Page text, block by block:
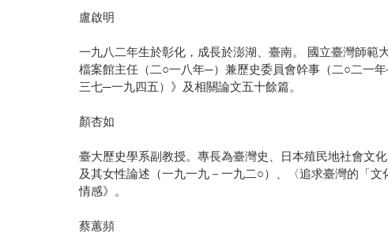
盧啟明
一九八二年生於彰化，成長於澎湖、臺南。 國立臺灣師
檔案館主任（二○一八年─）兼歷史委員會幹事（二○二一
三七─一九四五）》及相關論文五十餘篇。
顏杏如
臺大歷史學系副教授。專長為臺灣史、日本殖民地社會文
及其女性論述（一九一九－一九二○）、〈追求臺灣的「
情感》。
蔡蕙頻